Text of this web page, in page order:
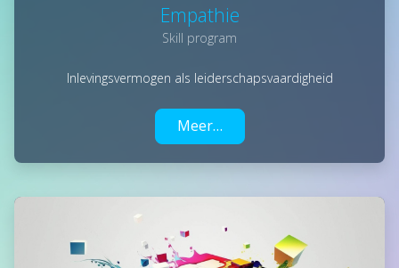
Empathie
Skill program
Inlevingsvermogen als leiderschapsvaardigheid
Meer…